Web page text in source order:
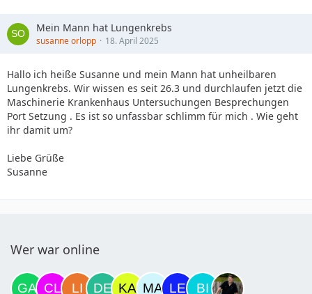
Mein Mann hat Lungenkrebs
susanne orlopp 18. April 2025
Hallo ich heiße Susanne und mein Mann hat unheilbaren
Lungenkrebs. Wir wissen es seit 26.3 und durchlaufen jetzt die
Maschinerie Krankenhaus Untersuchungen Besprechungen
Port Setzung . Es ist so unfassbar schlimm für mich . Wie geht
ihr damit um?
Liebe Grüße
Susanne
Wer war online